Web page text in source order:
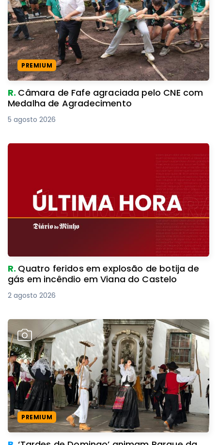
PREMIUM
R. Câmara de Fafe agraciada pelo CNE com
Medalha de Agradecimento
5 agosto 2026
R. Quatro feridos em explosão de botija de
gás em incêndio em Viana do Castelo
2 agosto 2026
PREMIUM